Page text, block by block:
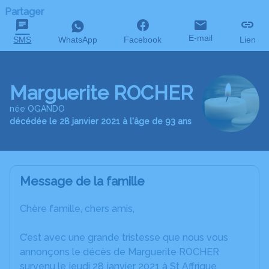
Partager
SMS WhatsApp Facebook E-mail Lien
Marguerite ROCHER
née OGANDO
décédée le 28 janvier 2021 à l'âge de 93 ans
Message de la famille
Chère famille, chers amis,
C’est avec une grande tristesse que nous vous
annonçons le décès de Marguerite ROCHER
survenu le jeudi 28 janvier 2021 à St Affrique.